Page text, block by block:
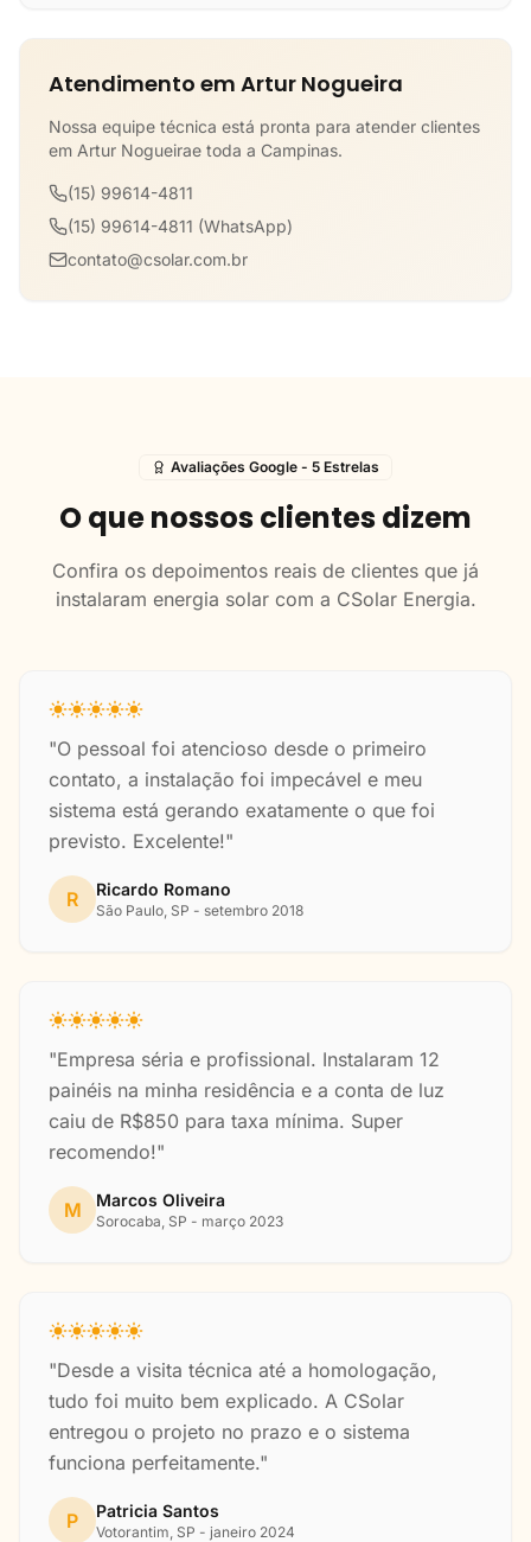
Atendimento em Artur Nogueira
Nossa equipe técnica está pronta para atender clientes
em Artur Nogueirae toda a Campinas.
(15) 99614-4811
(15) 99614-4811 (WhatsApp)
contato@csolar.com.br
Avaliações Google - 5 Estrelas
O que nossos clientes dizem
Confira os depoimentos reais de clientes que já
instalaram energia solar com a CSolar Energia.
"O pessoal foi atencioso desde o primeiro
contato, a instalação foi impecável e meu
sistema está gerando exatamente o que foi
previsto. Excelente!"
R Ricardo Romano
São Paulo, SP - setembro 2018
"Empresa séria e profissional. Instalaram 12
painéis na minha residência e a conta de luz
caiu de R$850 para taxa mínima. Super
recomendo!"
M Marcos Oliveira
Sorocaba, SP - março 2023
"Desde a visita técnica até a homologação,
tudo foi muito bem explicado. A CSolar
entregou o projeto no prazo e o sistema
funciona perfeitamente."
P Patricia Santos
Votorantim, SP - janeiro 2024